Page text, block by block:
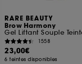
RARE BEAUTY
Brow Harmony
Gel Liftant Souple
1558
23,00€
6 teintes disponibles